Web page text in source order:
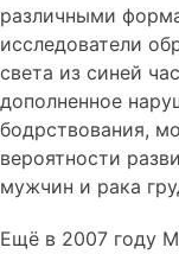
различными
исследователи
света из синей
дополненное
бодрствования,
вероятности
мужчин и рака
Ещё в 2007 году